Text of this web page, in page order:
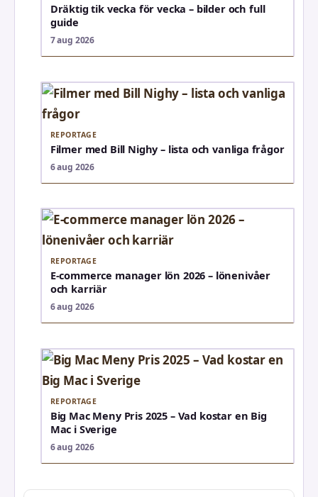
Dräktig tik vecka för vecka – bilder och full
guide
7 aug 2026
REPORTAGE
Filmer med Bill Nighy – lista och vanliga frågor
6 aug 2026
REPORTAGE
E-commerce manager lön 2026 – lönenivåer
och karriär
6 aug 2026
REPORTAGE
Big Mac Meny Pris 2025 – Vad kostar en Big
Mac i Sverige
6 aug 2026